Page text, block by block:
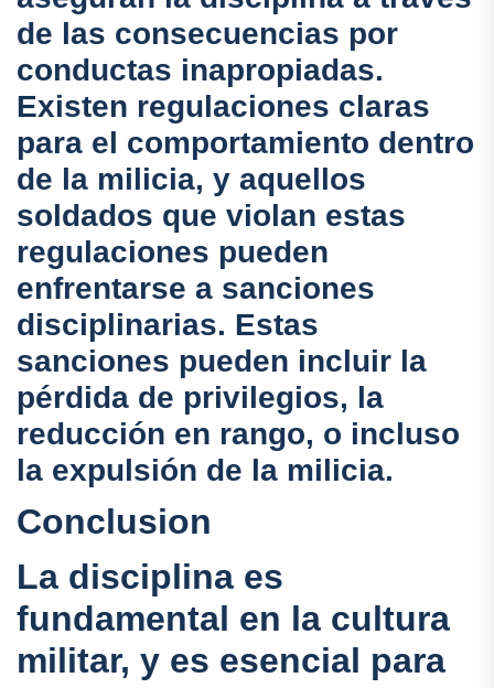
de las consecuencias por
conductas inapropiadas.
Existen regulaciones claras
para el comportamiento dentro
de la milicia, y aquellos
soldados que violan estas
regulaciones pueden
enfrentarse a sanciones
disciplinarias. Estas
sanciones pueden incluir la
pérdida de privilegios, la
reducción en rango, o incluso
la expulsión de la milicia.
Conclusion
La disciplina es
fundamental en la cultura
militar, y es esencial para